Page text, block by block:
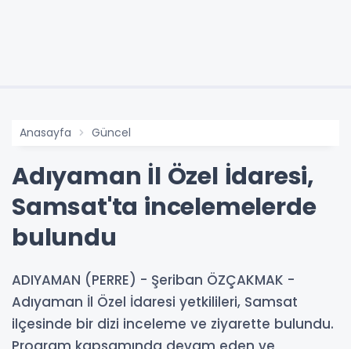
Anasayfa Güncel
Adıyaman İl Özel İdaresi,
Samsat'ta incelemelerde
bulundu
ADIYAMAN (PERRE) - Şeriban ÖZÇAKMAK -
Adıyaman İl Özel İdaresi yetkilileri, Samsat
ilçesinde bir dizi inceleme ve ziyarette bulundu.